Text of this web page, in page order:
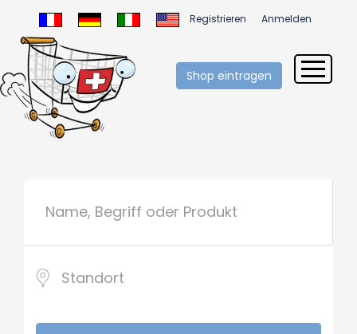
Registrieren Anmelden
Shop eintragen